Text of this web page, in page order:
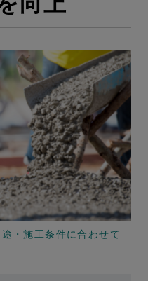
・施工条件に合わせて